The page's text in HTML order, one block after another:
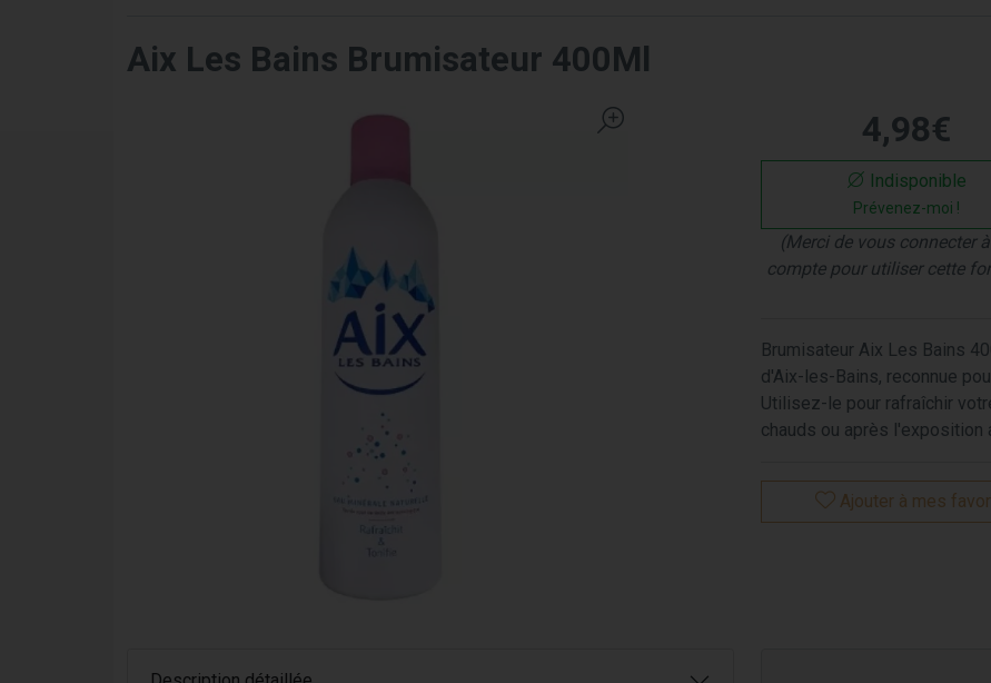
Aix Les Bains Brumisateur 400Ml
4,98€
Indisponible
Prévenez-moi !
(Merci de vous connecter
compte pour utiliser cette
Brumisateur Aix Les Bains
d'Aix-les-Bains, reconnue
Utilisez-le pour rafraîchir
chauds ou après l'exposition
Ajouter à mes